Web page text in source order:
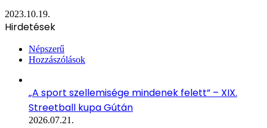
2023.10.19.
Hirdetések
Népszerű
Hozzászólások
„A sport szellemisége mindenek felett” – XIX.
Streetball kupa Gútán
2026.07.21.